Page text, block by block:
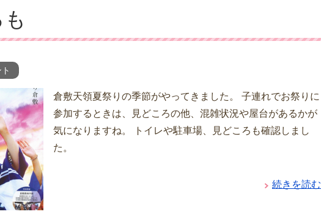
倉敷天領夏祭りの季節がやってきました。 子連れでお祭りに
参加するときは、見どころの他、混雑状況や屋台があるかが
気になりますね。 トイレや駐車場、見どころも確認しまし
た。
続きを読む